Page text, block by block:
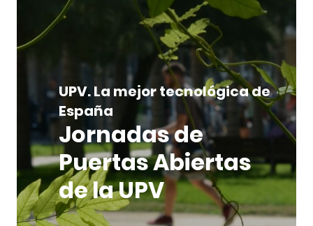
UPV. La mejor tecnológica de
España
Jornadas de
Puertas Abiertas
de la UPV